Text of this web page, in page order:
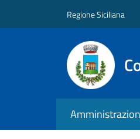
Regione Siciliana